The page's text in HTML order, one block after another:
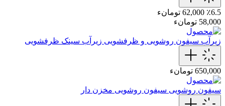
٪6.5 62,000 تومانء
58,000 تومانء
زیرآب سیفون روشویی و ظرفشویی زیرآب سینک ظرفشویی
650,000 تومانء
سیفون روشویی سیفون روشویی مخزن دار